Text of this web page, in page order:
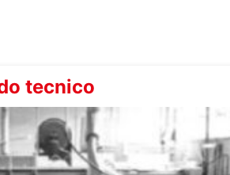
tecnico